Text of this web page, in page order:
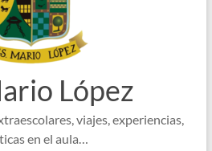
López
viajes, experiencias,
en el aula…